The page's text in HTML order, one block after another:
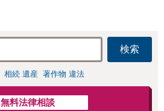
検索
相続 遺産 著作物 違法
無料法律相談